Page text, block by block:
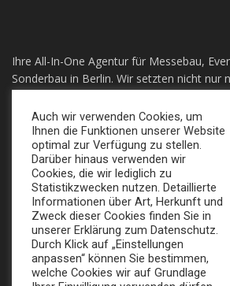
Ihre All-In-One Agentur für Messebau,
Sonderbau in Berlin. Wir setzten nicht nur
sondern auch ihre individuellen Visionen
sie sich Überzeugen!
+49 (0) 30 924 0 95 97
Apollofalterallee 98, 12683 Berlin
info@broker-gmbh.de
INFORMATIONEN
Impressum
MENÜ
Home
Auch wir verwenden Cookies, um
Ihnen die Funktionen unserer Website
optimal zur Verfügung zu stellen.
Darüber hinaus verwenden wir
Cookies, die wir lediglich zu
Statistikzwecken nutzen. Detaillierte
Informationen über Art, Herkunft und
Zweck dieser Cookies finden Sie in
unserer Erklärung zum Datenschutz.
Durch Klick auf „Einstellungen
anpassen“ können Sie bestimmen,
welche Cookies wir auf Grundlage